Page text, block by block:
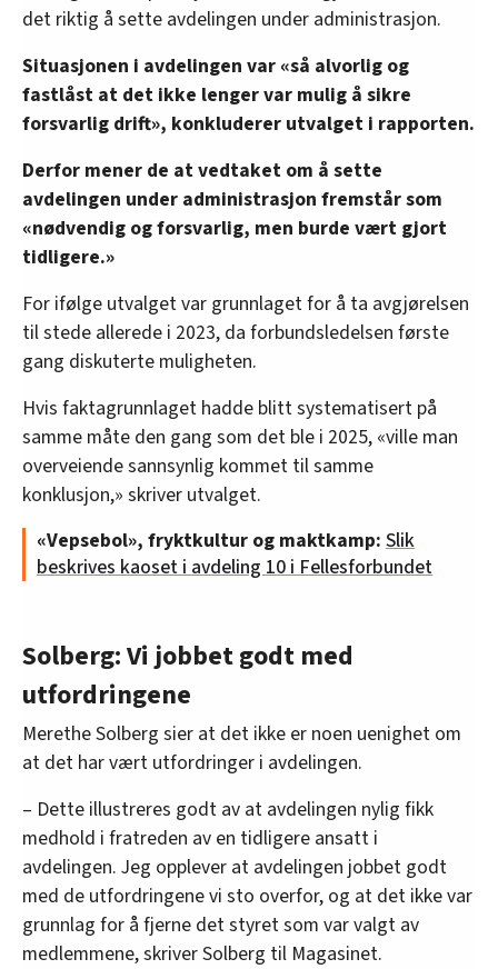
det riktig å sette avdelingen under administrasjon.
Situasjonen i avdelingen var «så alvorlig og
fastlåst at det ikke lenger var mulig å sikre
forsvarlig drift», konkluderer utvalget i rapporten.
Derfor mener de at vedtaket om å sette
avdelingen under administrasjon fremstår som
«nødvendig og forsvarlig, men burde vært gjort
tidligere.»
For ifølge utvalget var grunnlaget for å ta avgjørelsen
til stede allerede i 2023, da forbundsledelsen første
gang diskuterte muligheten.
Hvis faktagrunnlaget hadde blitt systematisert på
samme måte den gang som det ble i 2025, «ville man
overveiende sannsynlig kommet til samme
konklusjon,» skriver utvalget.
«Vepsebol», fryktkultur og maktkamp: Slik
beskrives kaoset i avdeling 10 i Fellesforbundet
Solberg: Vi jobbet godt med
utfordringene
Merethe Solberg sier at det ikke er noen uenighet om
at det har vært utfordringer i avdelingen.
– Dette illustreres godt av at avdelingen nylig fikk
medhold i fratreden av en tidligere ansatt i
avdelingen. Jeg opplever at avdelingen jobbet godt
med de utfordringene vi sto overfor, og at det ikke var
grunnlag for å fjerne det styret som var valgt av
medlemmene, skriver Solberg til Magasinet.